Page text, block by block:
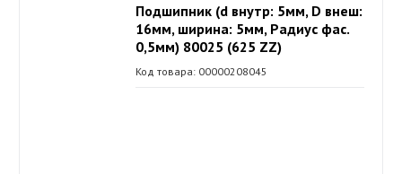
Подшипник (d внутр: 5мм, D внеш:
16мм, ширина: 5мм, Радиус фас.
0,5мм) 80025 (625 ZZ)
Код товара: 00000208045